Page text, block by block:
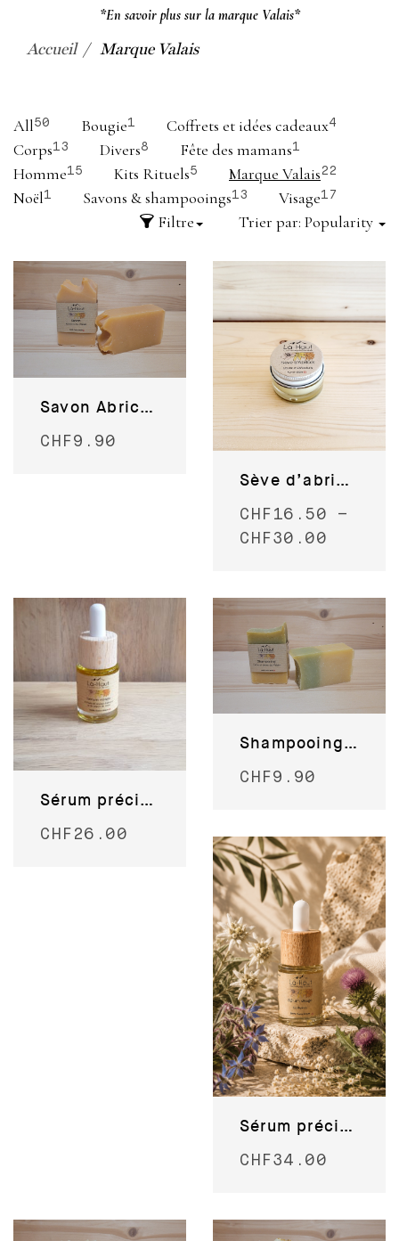
*En savoir plus sur la marque Valais*
Accueil Marque Valais
All50 Bougie1 Coffrets et idées cadeaux4
Corps13 Divers8 Fête des mamans1
Homme15 Kits Rituels5 Marque Valais22
Noël1 Savons & shampooings13 Visage17
Filtre Trier par: Popularity
Savon Abricot du Valais
CHF 9.90
Sève d’abricot
CHF 16.50 –
CHF 30.00
Sérum précieux Abricot et Pépins de raisin
CHF 26.00
Shampooing ortie et bière du Valais
CHF 9.90
Sérum précieux Edelweiss
CHF 34.00